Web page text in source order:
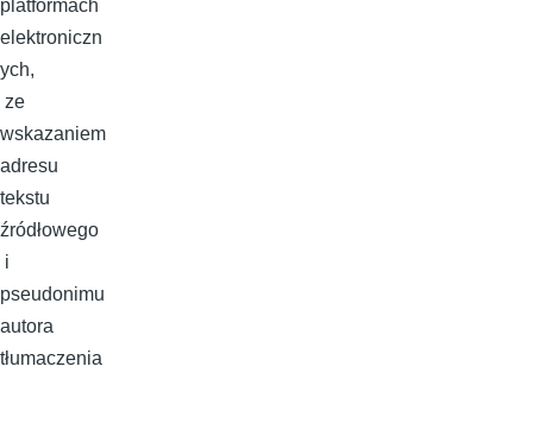
platformach
elektroniczn
ych,
ze
wskazaniem
adresu
tekstu
źródłowego
i
pseudonimu
autora
tłumaczenia